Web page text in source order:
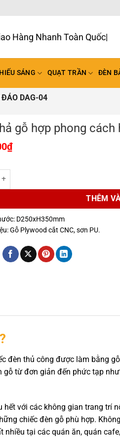
Hàng Nhanh Toàn Qu
SÁNG QUẠT TRẦN ĐÈN
ĐÁO DAG-04
gỗ hợp phong cách
₫
hợp phong cách hiện đại, độc đáo
THÊM
D250xH350mm
Gỗ Plywood cắt CNC, sơn PU.
đèn thủ công được làm bằng
từ đơn giản đến phức tạp
với các không gian trang trí
chiếc đèn gỗ phù hợp.
tại các quán ăn, quán